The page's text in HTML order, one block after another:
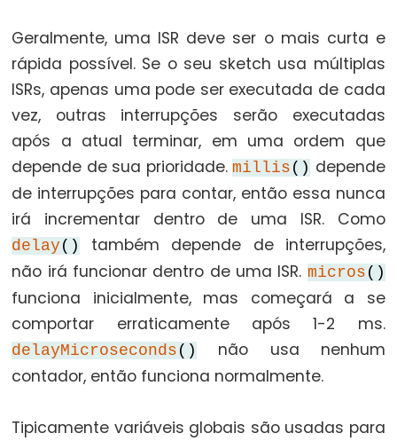
IO
noTone()
pulseIn()
pulseInLong()
shiftIn()
shiftOut()
tone()
Serial
Serial
Serial.available()
Serial.begin()
Geralmente, uma ISR deve ser o mais curta e
rápida possível. Se o seu sketch usa múltiplas
ISRs, apenas uma pode ser executada de cada
vez, outras interrupções serão executadas
após a atual terminar, em uma ordem que
depende de sua prioridade.millis () depende
de interrupções para contar, então essa nunca
irá incrementar dentro de uma ISR. Como
delay ()
também depende de interrupções,
não irá funcionar dentro de uma ISR. micros ()
funciona inicialmente, mas começará a se
comportar erraticamente após 1-2 ms.
delayMicroseconds ()
não usa nenhum
contador, então funciona normalmente.
Tipicamente variáveis globais são usadas para